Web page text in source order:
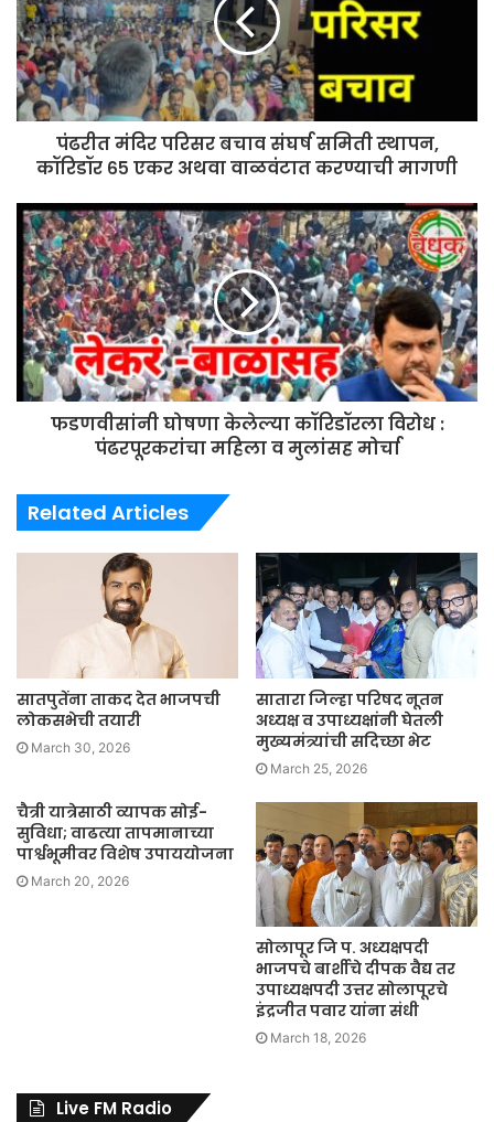
पंढरीत मंदिर परिसर बचाव संघर्ष समिती स्थापन,
कॉरिडॉर ६५ एकर अथवा वाळवंटात करण्याची मागणी
फडणवीसांनी घोषणा केलेल्या कॉरिडॉरला विरोध :
पंढरपूरकरांचा महिला व मुलांसह मोर्चा
Related Articles
सातपुतेंना ताकद देत भाजपची
लोकसभेची तयारी
March 30, 2026
सातारा जिल्हा परिषद नूतन
अध्यक्ष व उपाध्यक्षांनी घेतली
मुख्यमंत्र्यांची सदिच्छा भेट
March 25, 2026
चैत्री यात्रेसाठी व्यापक सोई-
सुविधा; वाढत्या तापमानाच्या
पार्श्वभूमीवर विशेष उपाययोजना
March 20, 2026
सोलापूर जि प. अध्यक्षपदी
भाजपचे बार्शीचे दीपक वैद्य तर
उपाध्यक्षपदी उत्तर सोलापूरचे
इंद्रजीत पवार यांना संधी
March 18, 2026
Live FM Radio